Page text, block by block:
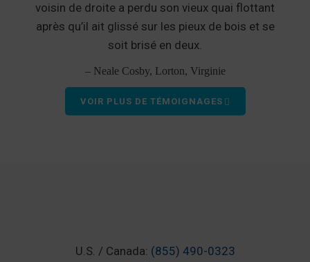
voisin de droite a perdu son vieux quai flottant
après qu’il ait glissé sur les pieux de bois et se
soit brisé en deux.
– Neale Cosby, Lorton, Virginie
VOIR PLUS DE TÉMOIGNAGES
U.S. / Canada: (855) 490-0323